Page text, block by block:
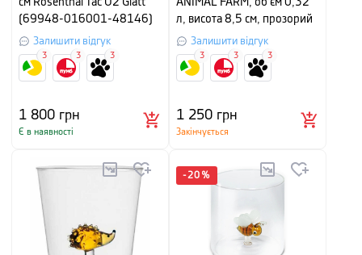
см Rosenthal Tac O2 Glatt
(69948-016001-48146)
Залишити відгук
1 800 грн
Є в наявності
3 3 3
ANIMAL FARM, об'єм 0,32
л, висота 8,5 см, прозорий
Залишити відгук
1 250 грн
Закінчується
3 3 3
-20 %